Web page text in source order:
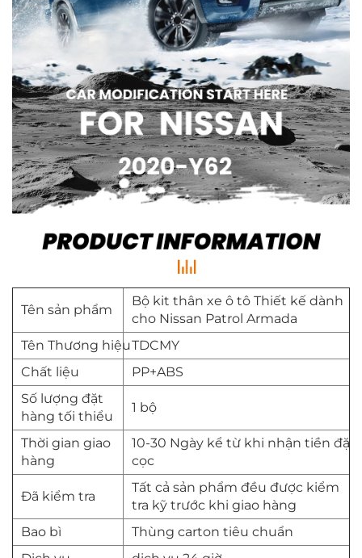
Tên sản phẩm
Bộ kit thân xe ô tô Thiết kế dành
cho Nissan Patrol Armada
Tên Thương hiệuTDCMY
Chất liệu
PP+ABS
Số lượng đặt
hàng tối thiểu
1 bộ
Thời gian giao
hàng
10-30 Ngày kể từ khi nhận tiền đặt
cọc
Đã kiểm tra
Tất cả sản phẩm đều được kiểm
tra kỹ trước khi giao hàng
Bao bì
Thùng carton tiêu chuẩn